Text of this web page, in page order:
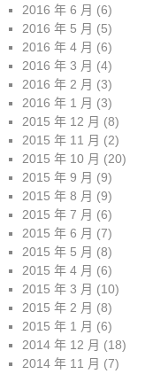
2016 年 6 月 (6)
2016 年 5 月 (5)
2016 年 4 月 (6)
2016 年 3 月 (4)
2016 年 2 月 (3)
2016 年 1 月 (3)
2015 年 12 月 (8)
2015 年 11 月 (2)
2015 年 10 月 (20)
2015 年 9 月 (9)
2015 年 8 月 (9)
2015 年 7 月 (6)
2015 年 6 月 (7)
2015 年 5 月 (8)
2015 年 4 月 (6)
2015 年 3 月 (10)
2015 年 2 月 (8)
2015 年 1 月 (6)
2014 年 12 月 (18)
2014 年 11 月 (7)